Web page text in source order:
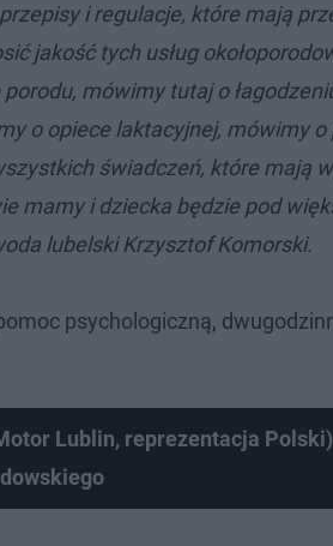
przepisy i regulacje, które mają
jakość tych usług
porodu, mówimy tutaj o
o opiece laktacyjnej, mówimy
świadczeń, które mają
mamy i dziecka będzie pod
lubelski Krzysztof Komorski.
psychologiczną,
Lublin, reprezentacja